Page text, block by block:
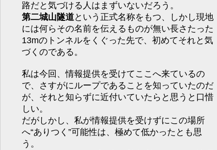
路だと気づける人はまずいないだろう。
第二城山隧道という正式名称をもつ、しかし現地
には何らその名前を伝えるものが無い長さたった
13mのトンネルをくぐった先で、初めてそれと気
づくのである。
私は今回、情報提供を受けてここへ来ているの
で、さすがにループであることを知っていたのだ
が、それと知らずに近付いていたらと思うと口惜
しい。
だがしかし、私が情報提供を受けずにこの場所
へ“ありつく”可能性は、極めて低かったとも思
う。